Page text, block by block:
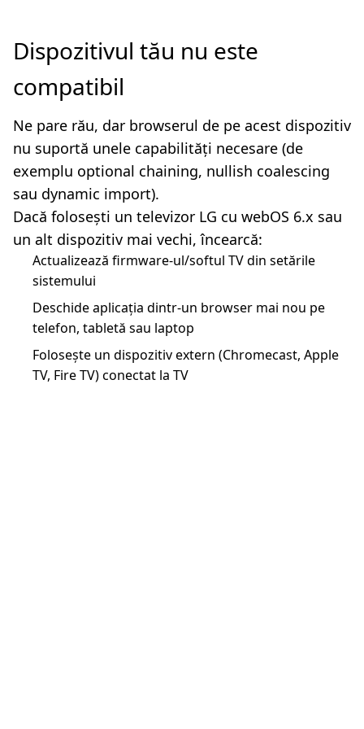
Dispozitivul tău nu este
compatibil
Ne pare rău, dar browserul de pe acest dispozitiv
nu suportă unele capabilități necesare (de
exemplu optional chaining, nullish coalescing
sau dynamic import).
Dacă folosești un televizor LG cu webOS 6.x sau
un alt dispozitiv mai vechi, încearcă:
Actualizează firmware-ul/softul TV din setările
sistemului
Deschide aplicația dintr-un browser mai nou pe
telefon, tabletă sau laptop
Folosește un dispozitiv extern (Chromecast, Apple
TV, Fire TV) conectat la TV